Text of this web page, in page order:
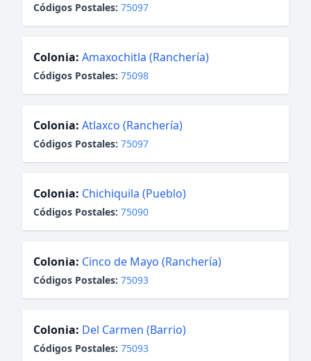
Códigos Postales: 75097
Colonia: Amaxochitla (Ranchería)
Códigos Postales: 75098
Colonia: Atlaxco (Ranchería)
Códigos Postales: 75097
Colonia: Chichiquila (Pueblo)
Códigos Postales: 75090
Colonia: Cinco de Mayo (Ranchería)
Códigos Postales: 75093
Colonia: Del Carmen (Barrio)
Códigos Postales: 75093